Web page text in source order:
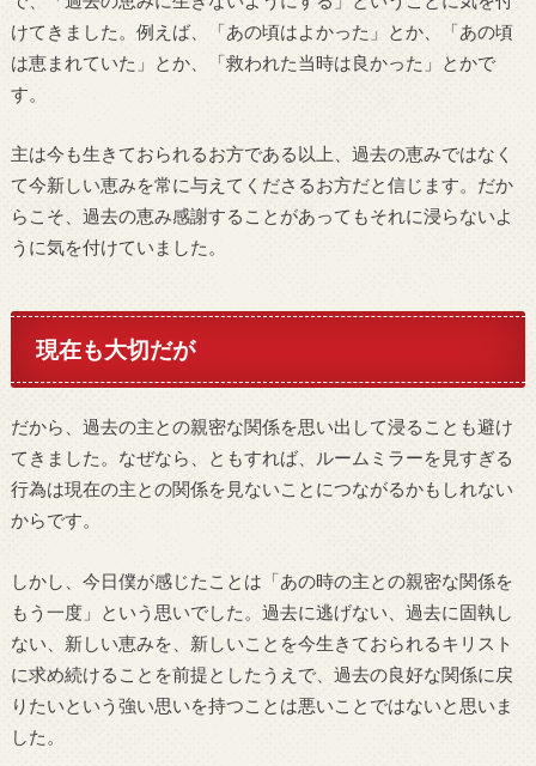
けてきました。例えば、「あの頃はよかった」とか、「あの頃
は恵まれていた」とか、「救われた当時は良かった」とかで
す。
主は今も生きておられるお方である以上、過去の恵みではなく
て今新しい恵みを常に与えてくださるお方だと信じます。だか
らこそ、過去の恵み感謝することがあってもそれに浸らないよ
うに気を付けていました。
現在も大切だが
だから、過去の主との親密な関係を思い出して浸ることも避け
てきました。なぜなら、ともすれば、ルームミラーを見すぎる
行為は現在の主との関係を見ないことにつながるかもしれない
からです。
しかし、今日僕が感じたことは「あの時の主との親密な関係を
もう一度」という思いでした。過去に逃げない、過去に固執し
ない、新しい恵みを、新しいことを今生きておられるキリスト
に求め続けることを前提としたうえで、過去の良好な関係に戻
りたいという強い思いを持つことは悪いことではないと思いま
した。